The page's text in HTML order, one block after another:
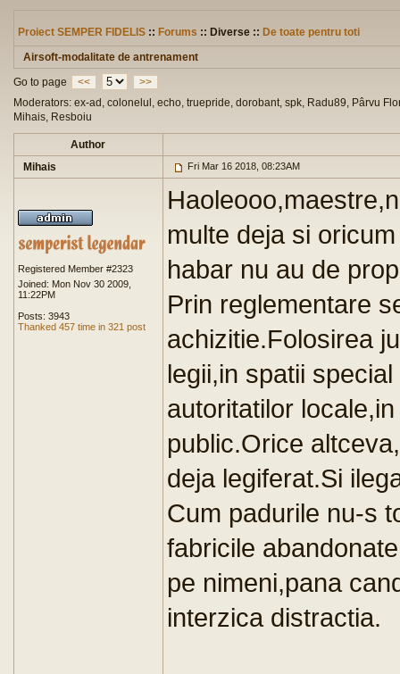
Proiect SEMPER FIDELIS :: Forums :: Diverse :: De toate pentru toti
Airsoft-modalitate de antrenament
Go to page
<<
>>
Moderators: ex-ad, colonelul, echo, truepride, dorobant, spk, Radu89, Pârvu
Mihais, Resboiu
Author
Mihais
Fri Mar 16 2018, 08:23AM
Registered Member #2323
Joined: Mon Nov 30 2009,
11:22PM
Posts: 3943
Thanked 457 time in 321 post
multe deja si
habar nu au de
Prin reglementare
achizitie.Folosirea
legii,in spatii
autoritatilor
public.Orice
deja legiferat.Si
Cum padurile nu-s
fabricile
pe nimeni,pana
interzica distractia.